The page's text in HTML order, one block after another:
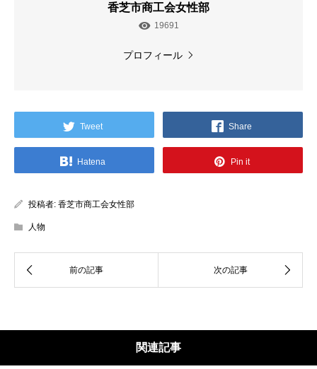
香芝市商工会女性部
19691
プロフィール
Tweet Share
Hatena Pin it
投稿者: 香芝市商工会女性部
人物
関連記事